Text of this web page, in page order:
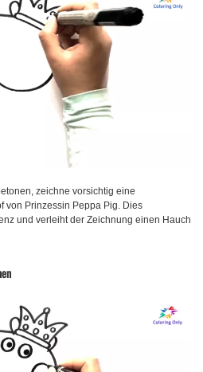
zeichne vorsichtig eine
von Prinzessin Peppa Pig. Dies
und verleiht der Zeichnung einen Hauch